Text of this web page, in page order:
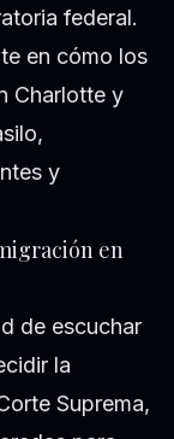
federal.
en cómo los
Charlotte y
y
en
de escuchar
la
Suprema,